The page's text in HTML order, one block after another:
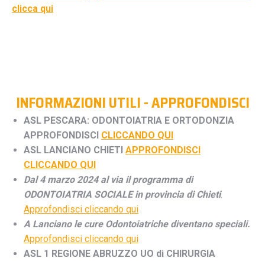
clicca qui
INFORMAZIONI UTILI - APPROFONDISCI
ASL PESCARA: ODONTOIATRIA E ORTODONZIA
APPROFONDISCI CLICCANDO QUI
ASL LANCIANO CHIETI APPROFONDISCI
CLICCANDO QUI
Dal 4 marzo 2024 al via il programma di
ODONTOIATRIA SOCIALE in provincia di Chieti.
Approfondisci cliccando qui
A Lanciano le cure Odontoiatriche diventano speciali.
Approfondisci cliccando qui
ASL 1 REGIONE ABRUZZO UO di CHIRURGIA